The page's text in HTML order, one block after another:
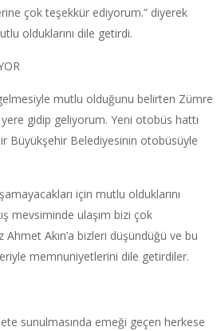
çok teşekkür ediyorum.” diyerek
olduklarını dile getirdi.
mutlu olduğunu belirten Zümre
gidip geliyorum. Yeni otobüs hattı
Büyükşehir Belediyesinin otobüsüyle
için mutlu olduklarını
mevsiminde ulaşım bizi çok
Ahmet Akın’a bizleri düşündüğü ve bu
memnuniyetlerini dile getirdiler.
sunulmasında emeği geçen herkese